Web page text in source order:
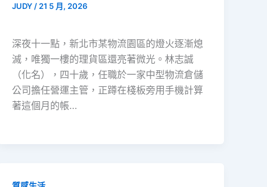
JUDY / 21 5 月, 2026
深夜十一點，新北市某物流園區的燈火逐漸熄
滅，唯獨一樓的理貨區還亮著微光。林志誠
（化名），四十歲，任職於一家中型物流倉儲
公司擔任營運主管，正蹲在棧板旁用手機計算
著這個月的帳…